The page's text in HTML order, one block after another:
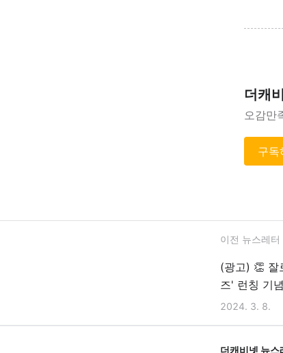
더캐
오감만
구독
이전 뉴스레터
(광고) 👏 잘
즈' 런칭 기
2024. 3. 8.
더캐비넷 뉴스